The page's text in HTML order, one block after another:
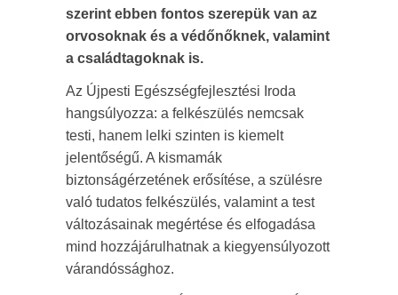
szerint ebben fontos szerepük van az
orvosoknak és a védőnőknek, valamint
a családtagoknak is.
Az Újpesti Egészségfejlesztési Iroda
hangsúlyozza: a felkészülés nemcsak
testi, hanem lelki szinten is kiemelt
jelentőségű. A kismamák
biztonságérzetének erősítése, a szülésre
való tudatos felkészülés, valamint a test
változásainak megértése és elfogadása
mind hozzájárulhatnak a kiegyensúlyozott
várandóssághoz.